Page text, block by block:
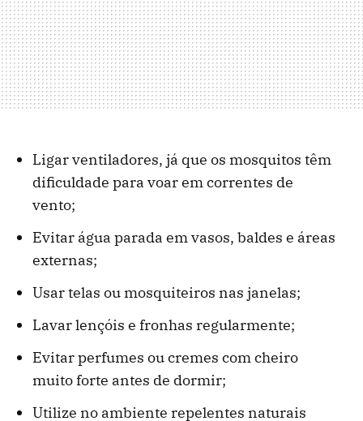
Ligar ventiladores, já que os mosquitos têm
dificuldade para voar em correntes de
vento;
Evitar água parada em vasos, baldes e áreas
externas;
Usar telas ou mosquiteiros nas janelas;
Lavar lençóis e fronhas regularmente;
Evitar perfumes ou cremes com cheiro
muito forte antes de dormir;
Utilize no ambiente repelentes naturais